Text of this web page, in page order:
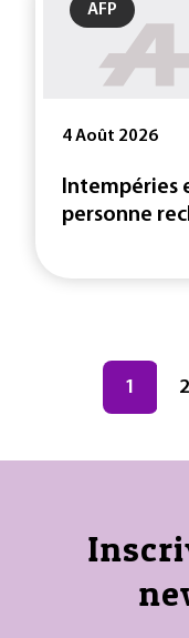
AFP
4 Août 2026
Intempéries
personne
Page
1 2